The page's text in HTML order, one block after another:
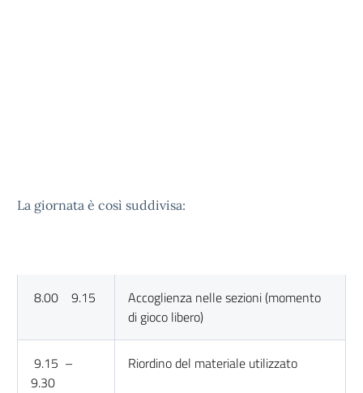
La giornata è così suddivisa:
8.00 9.15
Accoglienza nelle sezioni (momento
di gioco libero)
9.15 –
9.30
Riordino del materiale utilizzato